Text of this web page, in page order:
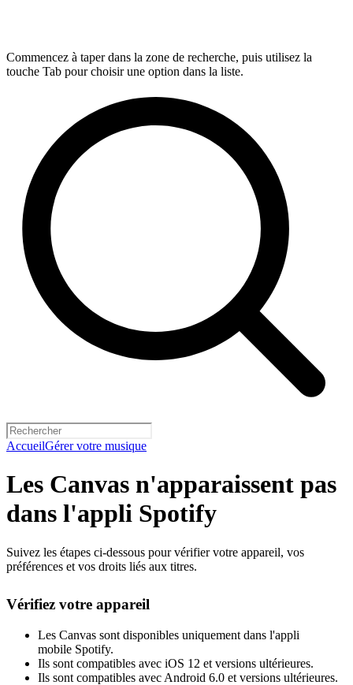
Commencez à taper dans la zone de recherche, puis utilisez la
touche Tab pour choisir une option dans la liste.
AccueilGérer votre musique
Les Canvas n'apparaissent pas
dans l'appli Spotify
Suivez les étapes ci-dessous pour vérifier votre appareil, vos
préférences et vos droits liés aux titres.
Vérifiez votre appareil
Les Canvas sont disponibles uniquement dans l'appli
mobile Spotify.
Ils sont compatibles avec iOS 12 et versions ultérieures.
Ils sont compatibles avec Android 6.0 et versions ultérieures.